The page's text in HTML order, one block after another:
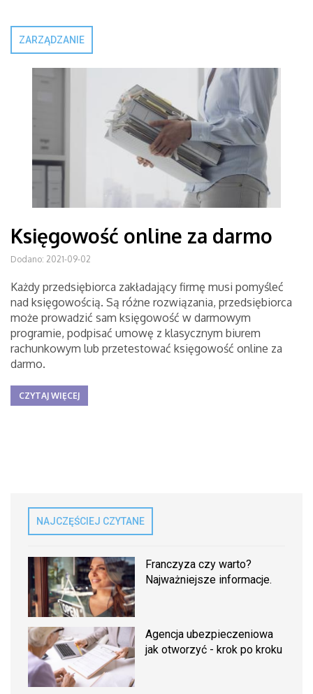
ZARZĄDZANIE
Księgowość online za darmo
Dodano: 2021-09-02
Każdy przedsiębiorca zakładający firmę musi pomyśleć
nad księgowością. Są różne rozwiązania, przedsiębiorca
może prowadzić sam księgowość w darmowym
programie, podpisać umowę z klasycznym biurem
rachunkowym lub przetestować księgowość online za
darmo.
CZYTAJ WIĘCEJ
NAJCZĘŚCIEJ CZYTANE
Franczyza czy warto?
Najważniejsze informacje.
Agencja ubezpieczeniowa
jak otworzyć - krok po kroku